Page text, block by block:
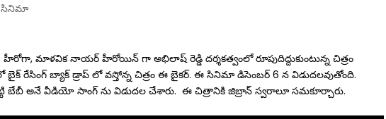
సినిమా
హీరోగా, మాళవిక నాయర్ హీరోయిన్ గా అభిలాష్ రెడ్డి దర్శకత్వంలో రూపుదిద్దుకుంటున్న చిత్రం
బైక్ రేసింగ్ బ్యాక్ డ్రాప్ లో వస్తోన్న చిత్రం ఈ బైకర్. ఈ సినిమా డిసెంబర్ 6 న విడుదలవుతోంది.
బేబీ అనే వీడియో సాంగ్ ను విడుదల చేశారు. ఈ చిత్రానికి జిబ్రాన్ స్వరాలూ సమకూర్చారు.